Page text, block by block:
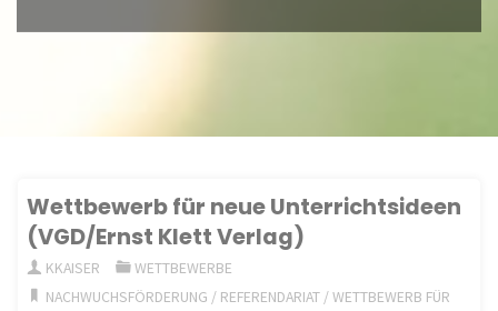
Wettbewerb für neue Unterrichtsideen
(VGD/Ernst Klett Verlag)
KKAISER
WETTBEWERBE
NACHWUCHSFÖRDERUNG / REFERENDARIAT /WETTBEWERB FÜR